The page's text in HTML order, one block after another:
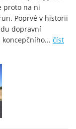
proto na ni
Poprvé v historii
dopravní
číst